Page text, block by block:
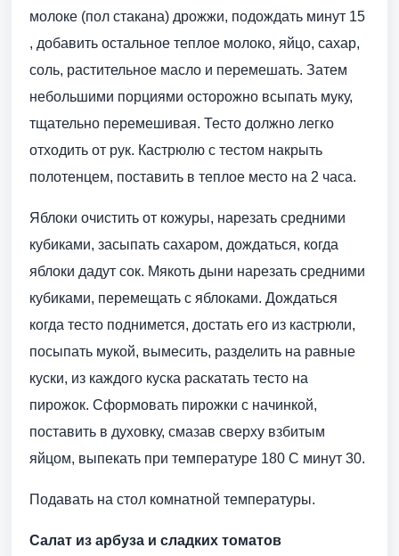
молоке (пол стакана) дрожжи, подождать минут 15
, добавить остальное теплое молоко, яйцо, сахар,
соль, растительное масло и перемешать. Затем
небольшими порциями осторожно всыпать муку,
тщательно перемешивая. Тесто должно легко
отходить от рук. Кастрюлю с тестом накрыть
полотенцем, поставить в теплое место на 2 часа.
Яблоки очистить от кожуры, нарезать средними
кубиками, засыпать сахаром, дождаться, когда
яблоки дадут сок. Мякоть дыни нарезать средними
кубиками, перемещать с яблоками. Дождаться
когда тесто поднимется, достать его из кастрюли,
посыпать мукой, вымесить, разделить на равные
куски, из каждого куска раскатать тесто на
пирожок. Сформовать пирожки с начинкой,
поставить в духовку, смазав сверху взбитым
яйцом, выпекать при температуре 180 С минут 30.
Подавать на стол комнатной температуры.
Салат из арбуза и сладких томатов